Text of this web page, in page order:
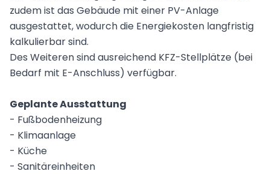
zudem ist das Gebäude mit einer PV-Anlage
ausgestattet, wodurch die Energiekosten langfristig
kalkulierbar sind.
Des Weiteren sind ausreichend KFZ-Stellplätze (bei
Bedarf mit E-Anschluss) verfügbar.
Geplante Ausstattung
- Fußbodenheizung
- Klimaanlage
- Küche
- Sanitäreinheiten